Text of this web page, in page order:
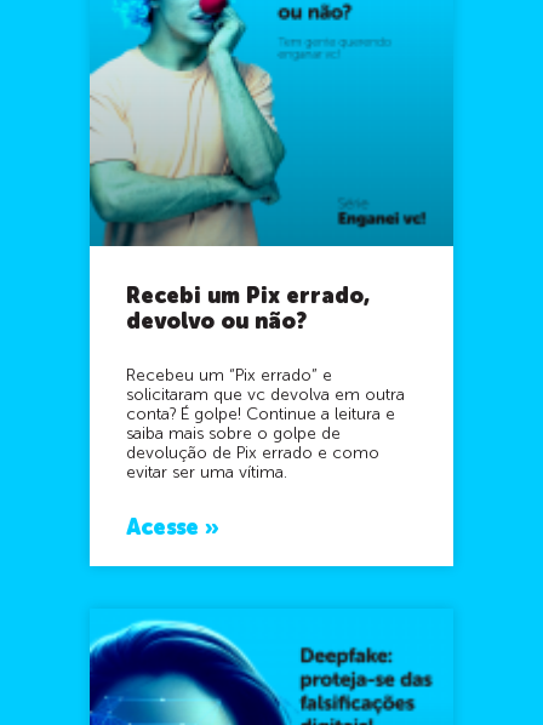
Recebi um Pix errado,
devolvo ou não?
Recebeu um “Pix errado” e
solicitaram que vc devolva em outra
conta? É golpe! Continue a leitura e
saiba mais sobre o golpe de
devolução de Pix errado e como
evitar ser uma vítima.
Acesse »